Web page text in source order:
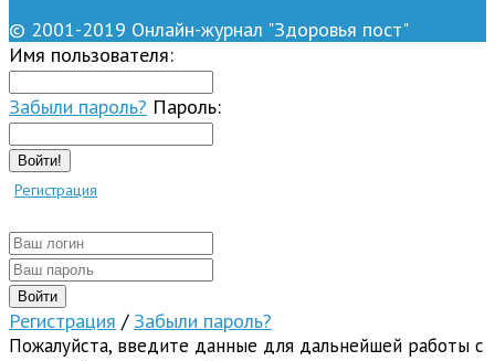
© 2001-2019 Онлайн-журнал "Здоровья пост"
Имя пользователя:
Забыли пароль? Пароль:
Войти!
Регистрация
Регистрация / Забыли пароль?
Пожалуйста, введите данные для дальнейшей работы с